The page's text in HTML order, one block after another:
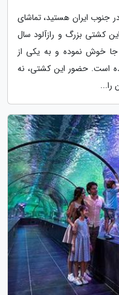
جنوب ایران هستید، تماشای
کشتی بزرگ و رازآلود سال
خوش نموده و به یکی از
است. حضور این کشتی، نه
را...